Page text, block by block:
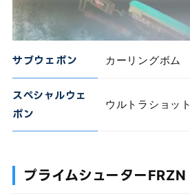
サブウェポン カーリングボム
スペシャルウェ
ポン
ウルトラショット
プライムシューターFRZN